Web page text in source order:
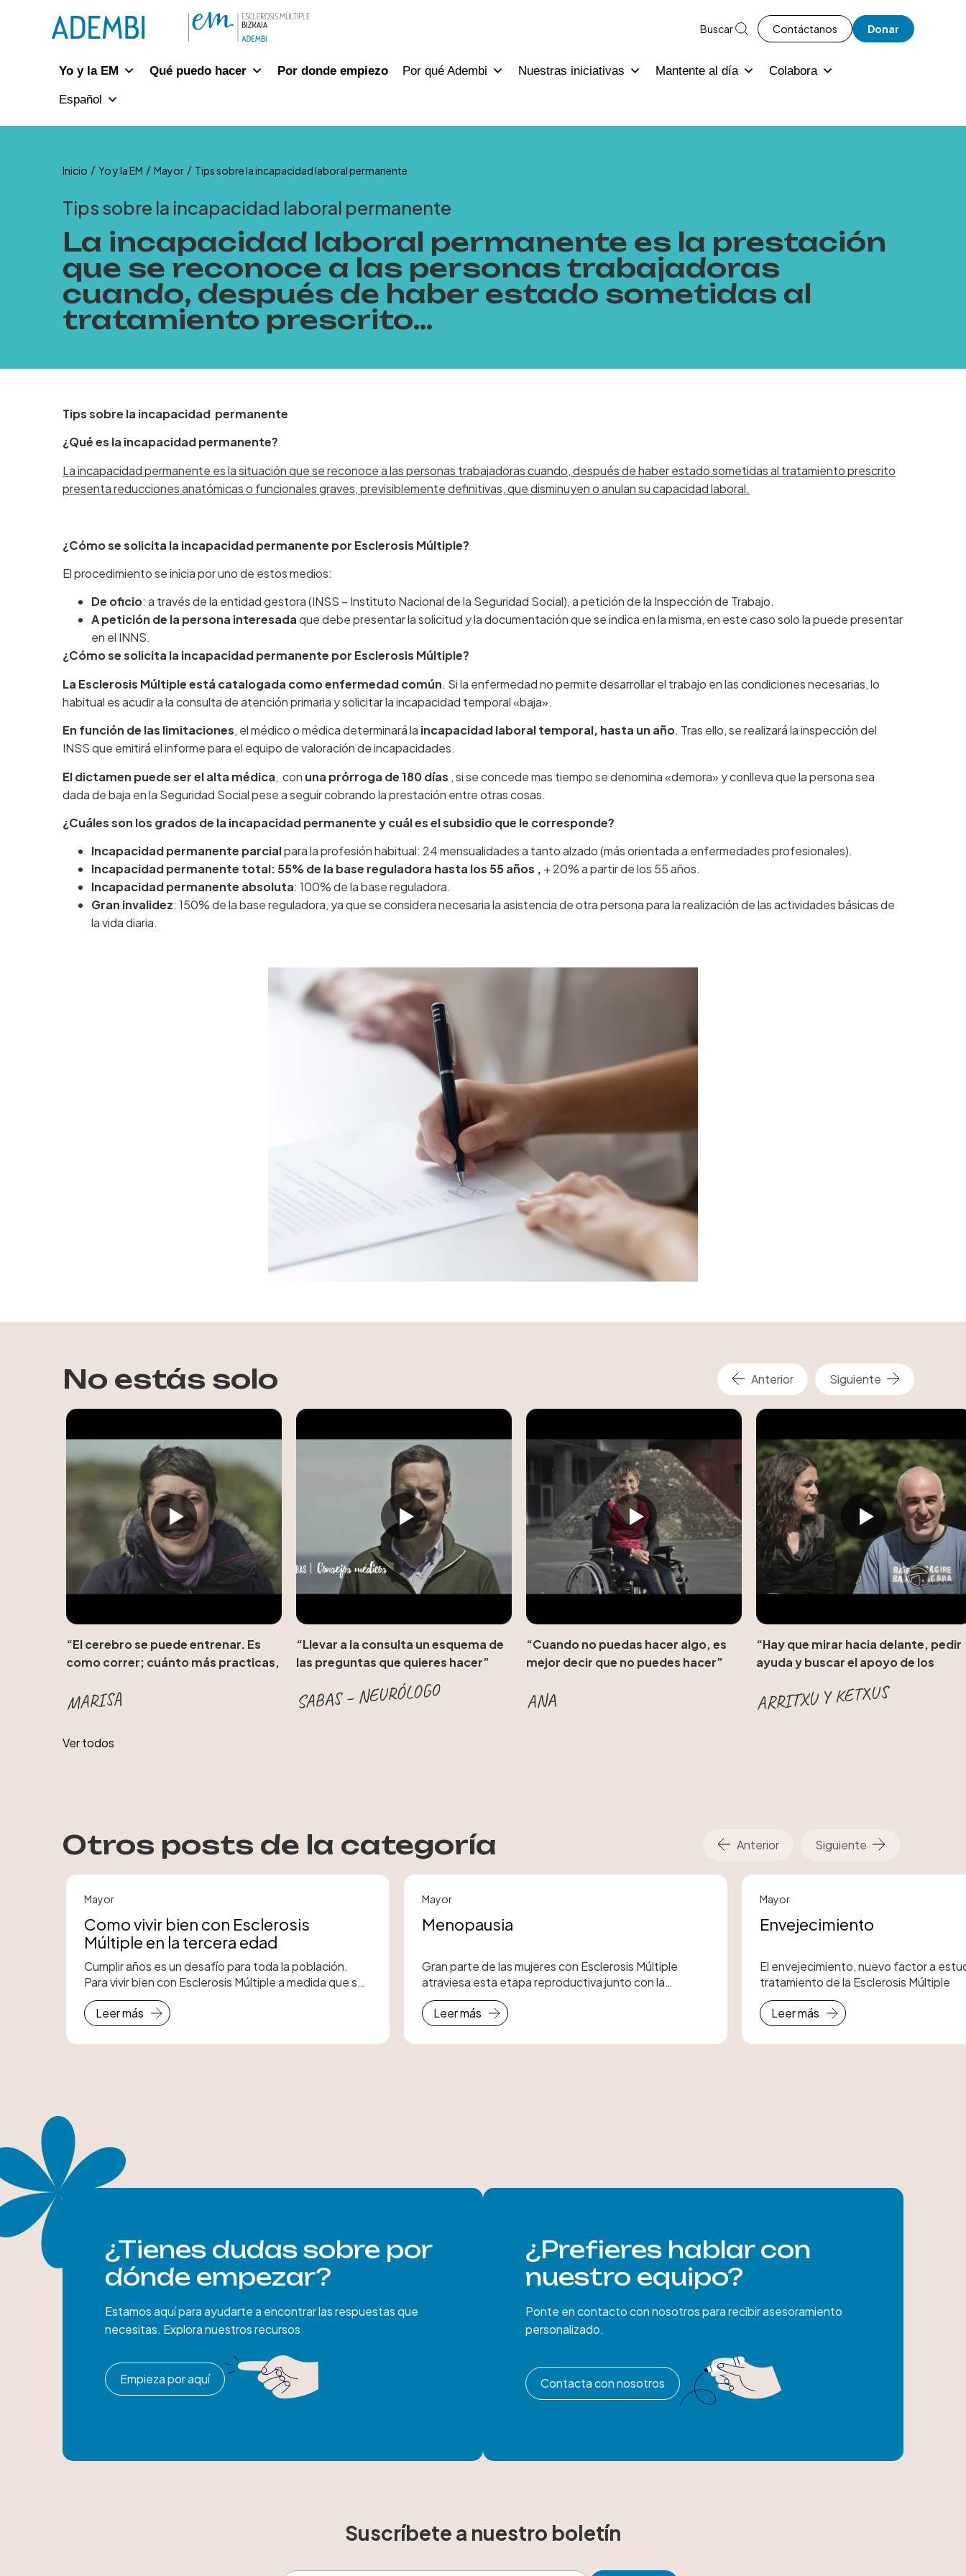
contenido
Buscar Contáctanos Donar
Yo y la EM Qué puedo hacer Por donde empiezo Por qué Adembi Nuestras iniciativas Mantente al día Colabora
Español
Inicio / Yo y la EM / Mayor / Tips sobre la incapacidad laboral permanente
Tips sobre la incapacidad laboral permanente
La incapacidad laboral permanente es la prestación
que se reconoce a las personas trabajadoras
cuando, después de haber estado sometidas al
tratamiento prescrito…
Tips sobre la incapacidad permanente
¿Qué es la incapacidad permanente?
La incapacidad permanente es la situación que se reconoce a las personas trabajadoras cuando, después de haber estado sometidas al tratamiento prescrito
presenta reducciones anatómicas o funcionales graves, previsiblemente definitivas, que disminuyen o anulan su capacidad laboral.
¿Cómo se solicita la incapacidad permanente por Esclerosis Múltiple?
El procedimiento se inicia por uno de estos medios:
De oficio: a través de la entidad gestora (INSS – Instituto Nacional de la Seguridad Social), a petición de la Inspección de Trabajo.
A petición de la persona interesadaque debe presentar la solicitud y la documentación que se indica en la misma, en este caso solo la puede presentar
en el INNS.
¿Cómo se solicita la incapacidad permanente por Esclerosis Múltiple?
La Esclerosis Múltiple está catalogada como enfermedad común. Si la enfermedad no permite desarrollar el trabajo en las condiciones necesarias, lo
habitual es acudir a la consulta de atención primaria y solicitar la incapacidad temporal «baja».
En función de las limitaciones, el médico o médica determinará la incapacidad laboral temporal, hasta un año. Tras ello, se realizará la inspección del
INSS que emitirá el informe para el equipo de valoración de incapacidades.
El dictamen puede ser el alta médica, con una prórroga de 180 días , si se concede mas tiempo se denomina «demora» y conlleva que la persona sea
dada de baja en la Seguridad Social pese a seguir cobrando la prestación entre otras cosas.
¿Cuáles son los grados de la incapacidad permanente y cuál es el subsidio que le corresponde?
Incapacidad permanente parcialpara la profesión habitual: 24 mensualidades a tanto alzado (más orientada a enfermedades profesionales).
Incapacidad permanente total: 55% de la base reguladora hasta los 55 años , + 20% a partir de los 55 años.
Incapacidad permanente absoluta: 100% de la base reguladora.
Gran invalidez: 150% de la base reguladora, ya que se considera necesaria la asistencia de otra persona para la realización de las actividades básicas de
la vida diaria.
No estás solo Anterior Siguiente
“El cerebro se puede entrenar. Es
como correr; cuánto más practicas,
MARISA
“Llevar a la consulta un esquema de
las preguntas que quieres hacer”
SABAS – NEURÓLOGO
“Cuando no puedas hacer algo, es
mejor decir que no puedes hacer”
ANA
“Hay que mirar hacia delante, pedir
ayuda y buscar el apoyo de los
ARRITXU Y KETXUS
Ver todos
Otros posts de la categoría Anterior Siguiente
Mayor
Como vivir bien con Esclerosis
Múltiple en la tercera edad
Cumplir años es un desafío para toda la población.
Para vivir bien con Esclerosis Múltiple a medida que se
envejece es esencial ocuparse adecuadamente de la
salud general y bienestar propios.
Leer más
Mayor
Menopausia
Gran parte de las mujeres con Esclerosis Múltiple
atraviesa esta etapa reproductiva junto con la
enfermedad.
Leer más
Mayor
Envejecimiento
El envejecimiento, nuevo factor a
tratamiento de la Esclerosis Múltiple
Leer más
¿Tienes dudas sobre por
dónde empezar?
Estamos aquí para ayudarte a encontrar las respuestas que
necesitas. Explora nuestros recursos
Empieza por aquí
¿Prefieres hablar con
nuestro equipo?
Ponte en contacto con nosotros para recibir asesoramiento
personalizado.
Contacta con nosotros
Suscríbete a nuestro boletín